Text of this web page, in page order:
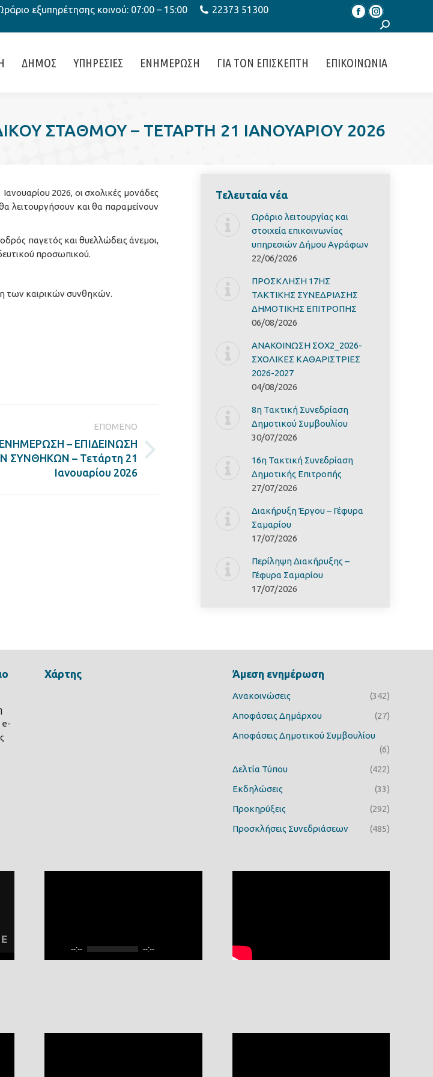
εξυπηρέτησης κοινού: 07:00 – 15:00
22373 51300
FacebookInstagram
Search:
ΔΗΜΟΣ ΥΠΗΡΕΣΙΕΣ ΕΝΗΜΕΡΩΣΗ ΓΙΑ ΤΟΝ ΕΠΙΣΚΕΠΤΗ ΕΠΙΚΟΙΝΩΝΙΑ
ΣΤΑΘΜΟΥ – ΤΕΤΑΡΤΗ 21 ΙΑΝΟΥΑΡΙΟΥ 2026
2026, οι σχολικές μονάδες
και θα παραμείνουν
παγετός και θυελλώδεις άνεμοι,
προσωπικού.
των καιρικών συνθηκών.
ΕΠΌΜΕΝΟ
– ΕΠΙΔΕΙΝΩΣΗ
ΣΥΝΘΗΚΩΝ – Τετάρτη 21
Ιανουαρίου 2026
Τελευταία νέα
Ωράριο λειτουργίας και
στοιχεία επικοινωνίας
υπηρεσιών Δήμου Αγράφων
22/06/2026
ΠΡΟΣΚΛΗΣΗ 17ΗΣ
ΤΑΚΤΙΚΗΣ ΣΥΝΕΔΡΙΑΣΗΣ
ΔΗΜΟΤΙΚΗΣ ΕΠΙΤΡΟΠΗΣ
06/08/2026
ΑΝΑΚΟΙΝΩΣΗ ΣΟΧ2_2026-
ΣΧΟΛΙΚΕΣ ΚΑΘΑΡΙΣΤΡΙΕΣ
2026-2027
04/08/2026
8η Τακτική Συνεδρίαση
Δημοτικού Συμβουλίου
30/07/2026
16η Τακτική Συνεδρίαση
Δημοτικής Επιτροπής
27/07/2026
Διακήρυξη Έργoυ – Γέφυρα
Σαμαρίoυ
17/07/2026
Περίληψη Διακήρυξης –
Γέφυρα Σαμαρίoυ
17/07/2026
e-
Χάρτης Άμεση ενημέρωση
Ανακοινώσεις
(342)
Αποφάσεις Δημάρχου
(27)
Αποφάσεις Δημοτικού Συμβουλίου
(6)
Δελτία Τύπου
(422)
Εκδηλώσεις
(33)
Προκηρύξεις
(292)
Προσκλήσεις Συνεδριάσεων
(485)
--:-- --:--